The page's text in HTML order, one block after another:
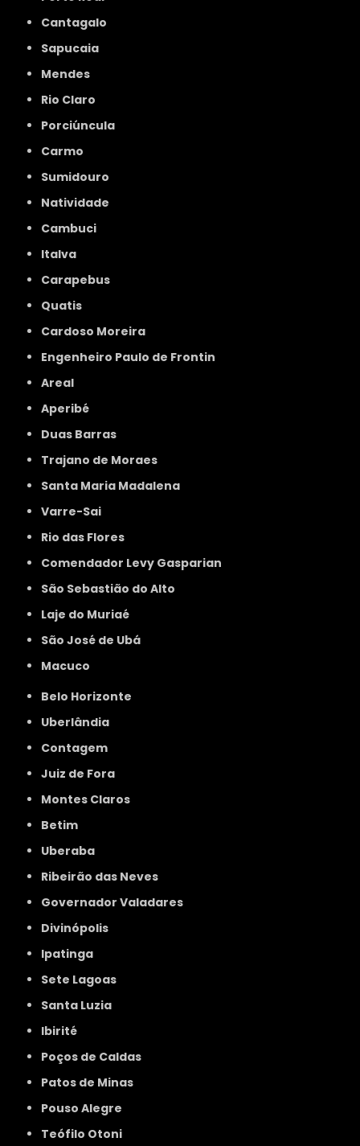
Cantagalo
Sapucaia
Mendes
Rio Claro
Porciúncula
Carmo
Sumidouro
Natividade
Cambuci
Italva
Carapebus
Quatis
Cardoso Moreira
Engenheiro Paulo de Frontin
Areal
Aperibé
Duas Barras
Trajano de Moraes
Santa Maria Madalena
Varre-Sai
Rio das Flores
Comendador Levy Gasparian
São Sebastião do Alto
Laje do Muriaé
São José de Ubá
Macuco
Belo Horizonte
Uberlândia
Contagem
Juiz de Fora
Montes Claros
Betim
Uberaba
Ribeirão das Neves
Governador Valadares
Divinópolis
Ipatinga
Sete Lagoas
Santa Luzia
Ibirité
Poços de Caldas
Patos de Minas
Pouso Alegre
Teófilo Otoni